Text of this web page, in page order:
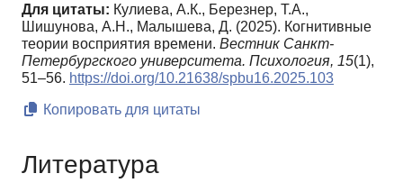
Для цитаты: Кулиева, А.К., Березнер, Т.А.,
Шишунова, А.Н., Малышева, Д. (2025). Когнитивные
теории восприятия времени. Вестник Санкт-
Петербургского университета. Психология, 15(1),
51–56. https://doi.org/10.21638/spbu16.2025.103
Копировать для цитаты
Литература